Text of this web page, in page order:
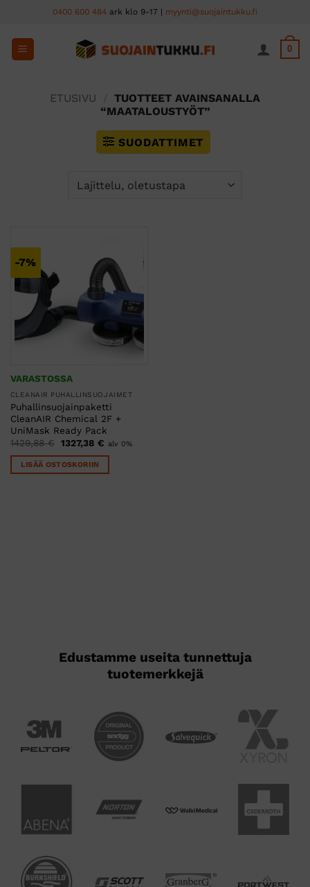
content
0400 600 484 ark klo 9-17 | myynti@suojaintukku.fi
0
ETUSIVU
TUOTTEET AVAINSANALLA
“MAATALOUSTYÖT”
SUODATTIMET
-7%
VARASTOSSA
CLEANAIR PUHALLINSUOJAIMET
Puhallinsuojainpaketti
CleanAIR Chemical 2F +
UniMask Ready Pack
1429,88€ Alkuperäinen
hinta
oli:
1429,88 €.
1327,38 €Nykyinen
on:
alv 0%
LISÄÄ OSTOSKORIIN
Edustamme useita tunnettuja
tuotemerkkejä